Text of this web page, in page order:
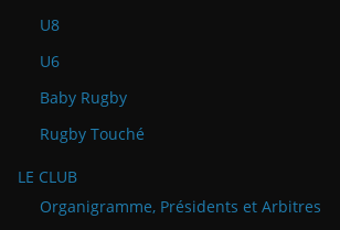
U8
U6
Baby Rugby
Rugby Touché
LE CLUB
Organigramme, Présidents et Arbitres